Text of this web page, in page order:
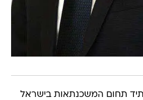
תחום המשכנתאות בישראל